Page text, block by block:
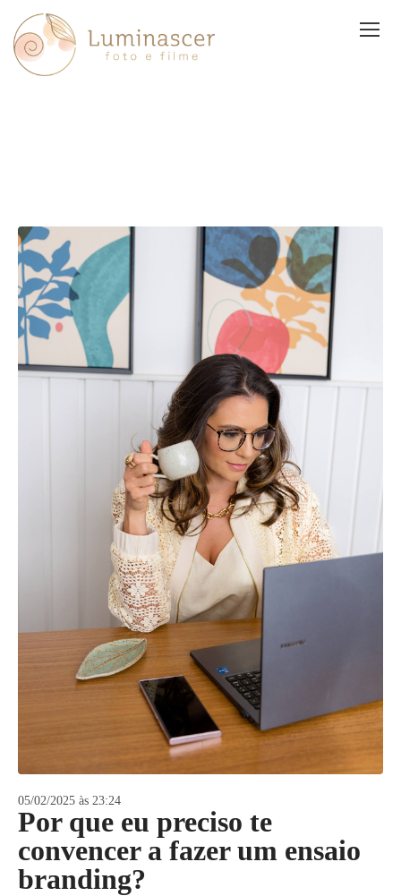
05/02/2025 às 23:24
Por que eu preciso te
convencer a fazer um ensaio
branding?